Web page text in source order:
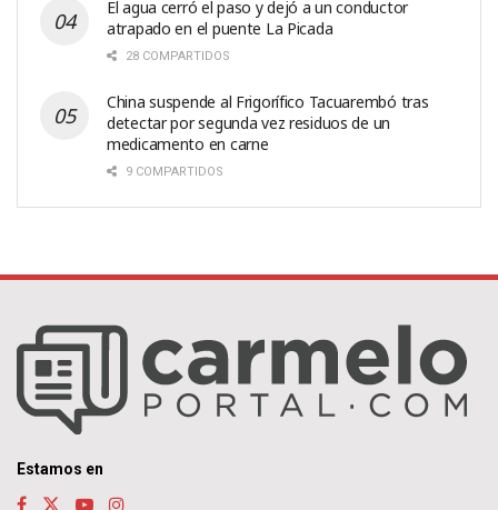
El agua cerró el paso y dejó a un conductor
atrapado en el puente La Picada
28 COMPARTIDOS
China suspende al Frigorífico Tacuarembó tras
detectar por segunda vez residuos de un
medicamento en carne
9 COMPARTIDOS
Estamos en